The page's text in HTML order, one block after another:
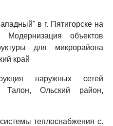
в г. Пятигорске на
объектов
для микрорайона
край
наружных сетей
Талон, Ольский район,
теплоснабжения с.